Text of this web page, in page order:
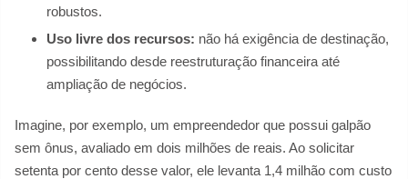
robustos.
Uso livre dos recursos: não há exigência de destinação,
possibilitando desde reestruturação financeira até
ampliação de negócios.
Imagine, por exemplo, um empreendedor que possui galpão
sem ônus, avaliado em dois milhões de reais. Ao solicitar
setenta por cento desse valor, ele levanta 1,4 milhão com custo